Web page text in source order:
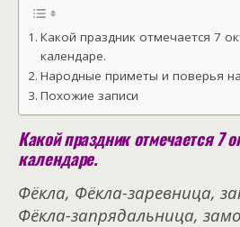
Какой праздник отмечается 7
календаре.
Народные приметы и поверья
Похожие записи
Какой праздник отмечается 7
календаре.
Фёкла, Фёкла-заревница,
Фёкла-запрядальница,